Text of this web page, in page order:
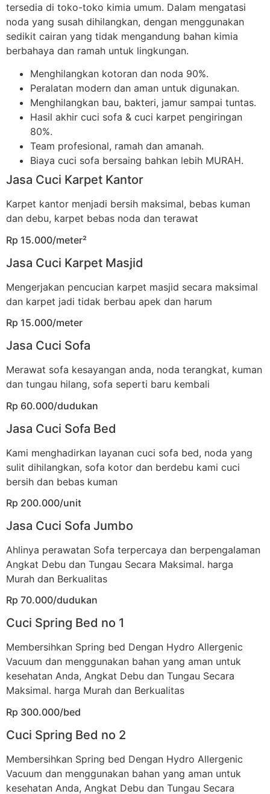
tersedia di toko-toko kimia umum. Dalam mengatasi
noda yang susah dihilangkan, dengan menggunakan
sedikit cairan yang tidak mengandung bahan kimia
berbahaya dan ramah untuk lingkungan.
Menghilangkan kotoran dan noda 90%.
Peralatan modern dan aman untuk digunakan.
Menghilangkan bau, bakteri, jamur sampai tuntas.
Hasil akhir cuci sofa & cuci karpet pengiringan
80%.
Team profesional, ramah dan amanah.
Biaya cuci sofa bersaing bahkan lebih MURAH.
Jasa Cuci Karpet Kantor
Karpet kantor menjadi bersih maksimal, bebas kuman
dan debu, karpet bebas noda dan terawat
Rp 15.000/meter²
Jasa Cuci Karpet Masjid
Mengerjakan pencucian karpet masjid secara maksimal
dan karpet jadi tidak berbau apek dan harum
Rp 15.000/meter
Jasa Cuci Sofa
Merawat sofa kesayangan anda, noda terangkat, kuman
dan tungau hilang, sofa seperti baru kembali
Rp 60.000/dudukan
Jasa Cuci Sofa Bed
Kami menghadirkan layanan cuci sofa bed, noda yang
sulit dihilangkan, sofa kotor dan berdebu kami cuci
bersih dan bebas kuman
Rp 200.000/unit
Jasa Cuci Sofa Jumbo
Ahlinya perawatan Sofa terpercaya dan berpengalaman
Angkat Debu dan Tungau Secara Maksimal. harga
Murah dan Berkualitas
Rp 70.000/dudukan
Cuci Spring Bed no 1
Membersihkan Spring bed Dengan Hydro Allergenic
Vacuum dan menggunakan bahan yang aman untuk
kesehatan Anda, Angkat Debu dan Tungau Secara
Maksimal. harga Murah dan Berkualitas
Rp 300.000/bed
Cuci Spring Bed no 2
Membersihkan Spring bed Dengan Hydro Allergenic
Vacuum dan menggunakan bahan yang aman untuk
kesehatan Anda, Angkat Debu dan Tungau Secara